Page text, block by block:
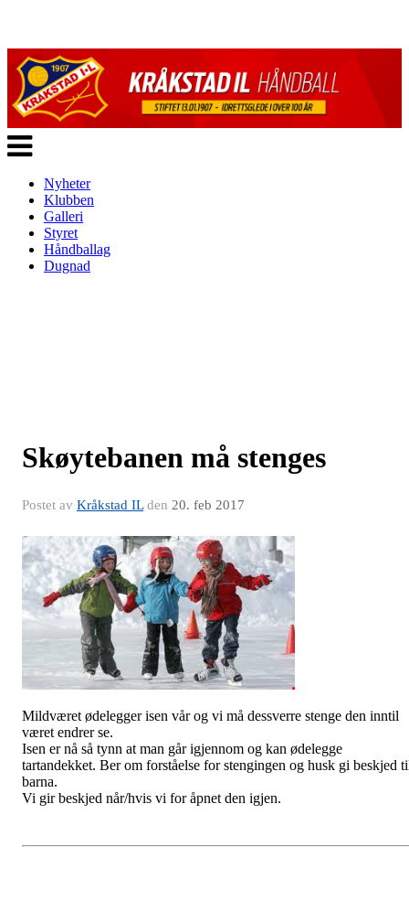
Veksle
navigasjon
Nyheter
Klubben
Galleri
Styret
Håndballag
Dugnad
Skøytebanen må stenges
Postet av Kråkstad ILden 20. feb 2017
Mildværet ødelegger isen vår og vi må dessverre stenge den inntil
været endrer se.
Isen er nå så tynn at man går igjennom og kan ødelegge
tartandekket. Ber om forståelse for stengingen og husk gi beskjed
barna.
Vi gir beskjed når/hvis vi for åpnet den igjen.